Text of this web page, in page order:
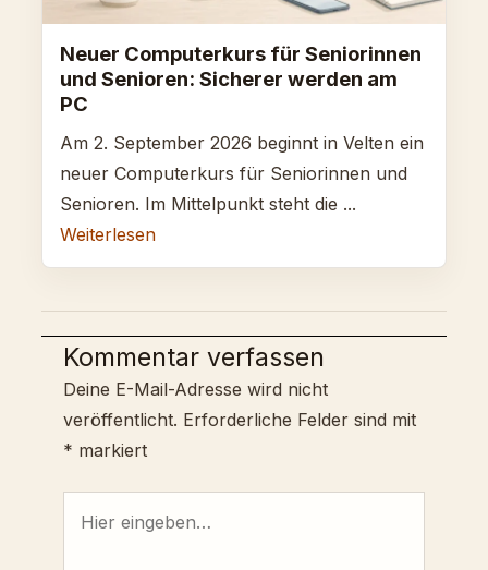
Neuer Computerkurs für Seniorinnen
und Senioren: Sicherer werden am
PC
Am 2. September 2026 beginnt in Velten ein
neuer Computerkurs für Seniorinnen und
Senioren. Im Mittelpunkt steht die ...
Weiterlesen
Kommentar verfassen
Deine E-Mail-Adresse wird nicht
veröffentlicht. Erforderliche Felder sind mit
* markiert
eingeben…